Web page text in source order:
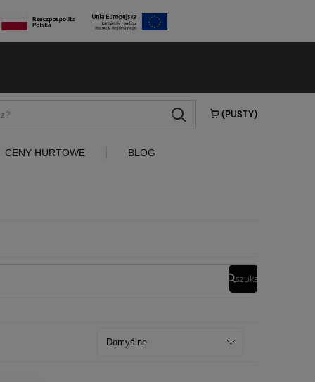
(PUSTY)
szukaj
CENY HURTOWE BLOG
szukaj